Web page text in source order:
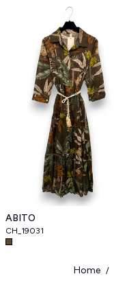
ABITO
CH_19031
Home /